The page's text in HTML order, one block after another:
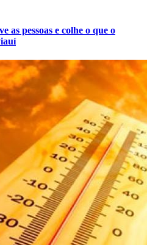
as pessoas e colhe o que o